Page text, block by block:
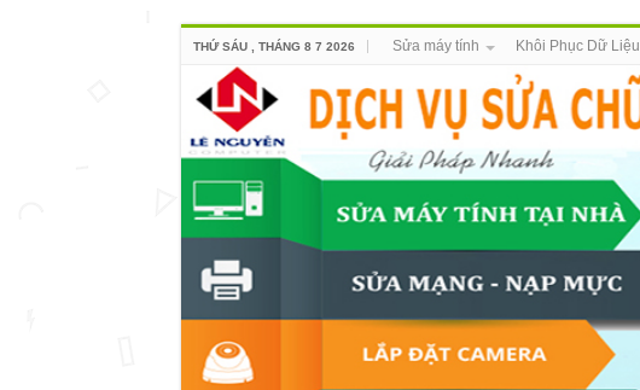
THỨ SÁU , THÁNG 8 7 2026 Sửa máy tính Khôi Phục Dữ Liệu